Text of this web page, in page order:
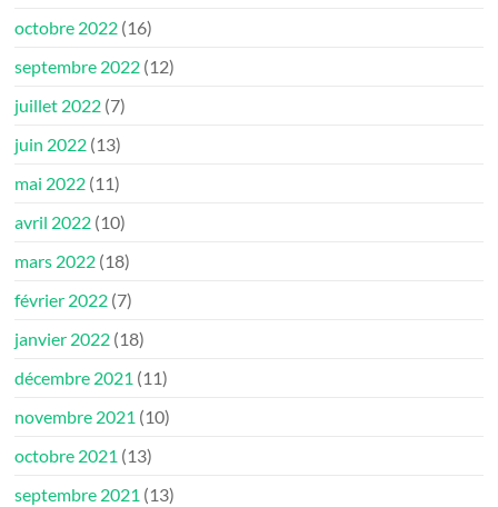
octobre 2022 (16)
septembre 2022 (12)
juillet 2022 (7)
juin 2022 (13)
mai 2022 (11)
avril 2022 (10)
mars 2022 (18)
février 2022 (7)
janvier 2022 (18)
décembre 2021 (11)
novembre 2021 (10)
octobre 2021 (13)
septembre 2021 (13)